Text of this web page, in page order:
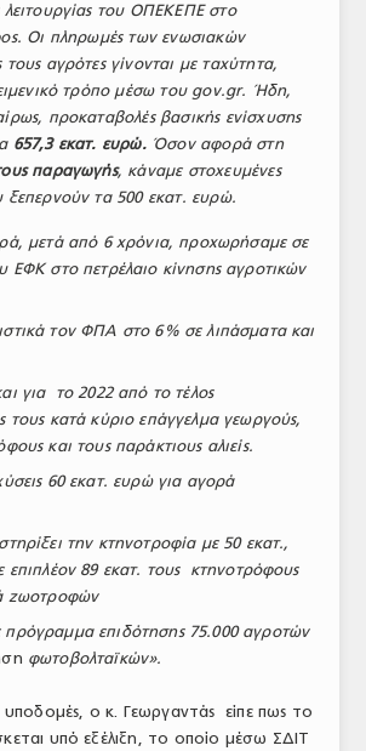
του ΟΠΕΚΕΠΕ στο
Οι πληρωμές των ενωσιακών
αγρότες γίνονται με ταχύτητα,
τρόπο μέσω του gov.gr. Ήδη,
προκαταβολές βασικής ενίσχυσης
657,3 εκατ. ευρώ. Όσον αφορά στη
παραγωγής, κάναμε στοχευμένες
ξεπερνούν τα 500 εκατ. ευρώ.
μετά από 6 χρόνια, προχωρήσαμε σε
ΕΦΚ στο πετρέλαιο κίνησης αγροτικών
τον ΦΠΑ στο 6% σε λιπάσματα και
για το 2022 από το τέλος
τους κατά κύριο επάγγελμα γεωργούς,
και τους παράκτιους αλιείς.
60 εκατ. ευρώ για αγορά
την κτηνοτροφία με 50 εκατ.,
επιπλέον 89 εκατ. τους κτηνοτρόφους
ζωοτροφών
επιδότησης 75.000 αγροτών
φωτοβολταϊκών».
υποδομές, ο κ. Γεωργαντάς είπε πως το
υπό εξέλιξη, το οποίο μέσω ΣΔΙΤ